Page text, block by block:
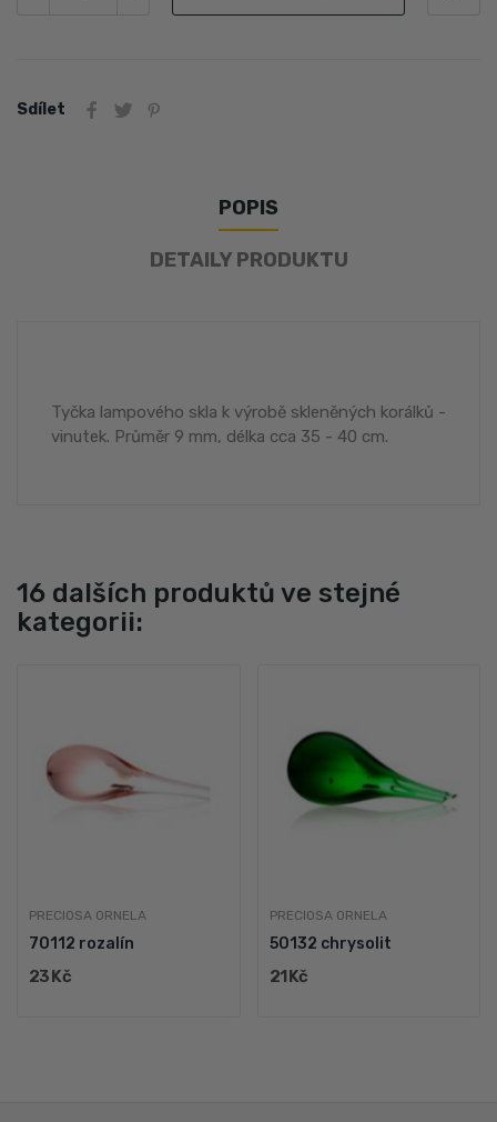
Sdílet
POPIS
DETAILY PRODUKTU
Tyčka lampového skla k výrobě skleněných korálků -
vinutek. Průměr 9 mm, délka cca 35 - 40 cm.
16 dalších produktů ve stejné
kategorii:
PRECIOSA ORNELA
70112 rozalín
23 Kč
PRECIOSA ORNELA
50132 chrysolit
21 Kč